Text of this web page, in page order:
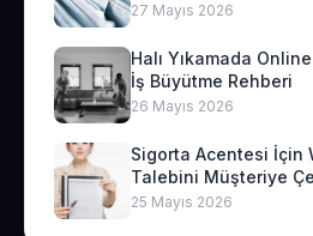
27 Mayıs 2026
Halı Yıkamada
İş Büyütme Rehberi
26 Mayıs 2026
Sigorta Acentesi İçin
Talebini Müşteriye
25 Mayıs 2026